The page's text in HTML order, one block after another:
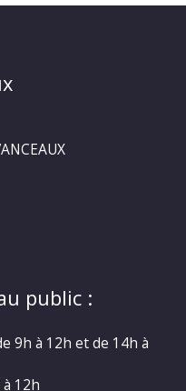
public :
9h à 12h et de 14h à
12h